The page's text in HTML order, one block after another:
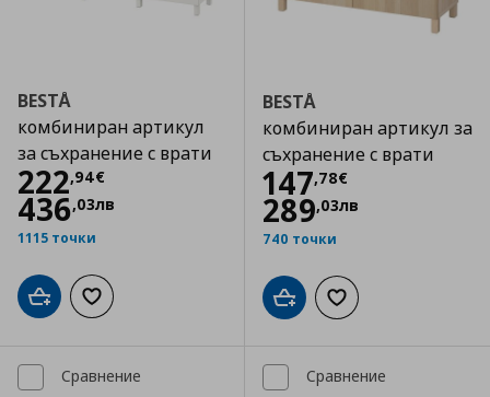
BESTÅ
комбиниран артикул
за съхранение с врати
222,94€
Цена
436,03лв
1115 точки
Добави в кошницата
Добави към списъка с любими
BESTÅ
комбиниран артикул за
съхранение с врати
147,78€
Цена
289,03лв
740 точки
Добави в кошницата
Добави към
Сравнение Сравнение